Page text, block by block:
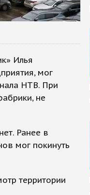
Илья
мог
НТВ. При
не
Ранее в
мог покинуть
территории